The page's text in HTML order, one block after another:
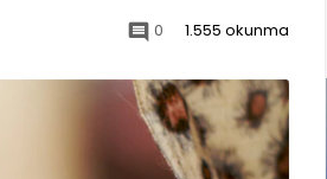
 0 1.555 okunma